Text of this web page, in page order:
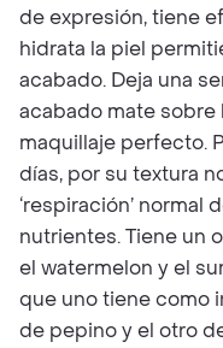
de expresión, tiene
hidrata la piel
acabado. Deja una
acabado mate sobre
maquillaje perfecto.
días, por su textura
‘respiración’ normal
nutrientes. Tiene un
el watermelon y el
que uno tiene como
de pepino y el otro